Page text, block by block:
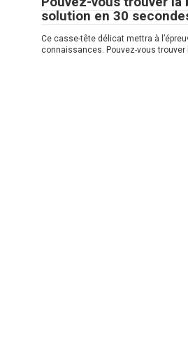
solution en 30
Ce casse-tête délicat mettra à
connaissances. Pouvez-vous trouver